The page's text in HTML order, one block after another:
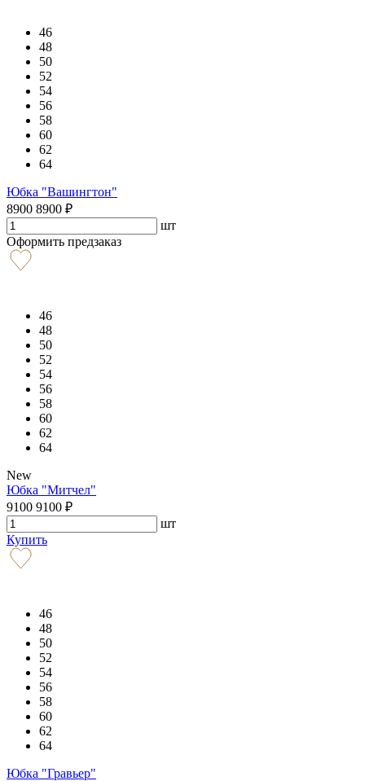
46
48
50
52
54
56
58
60
62
64
Юбка "Вашингтон"
8900 8900 ₽
шт
Оформить предзаказ
46
48
50
52
54
56
58
60
62
64
New
Юбка "Митчел"
9100 9100 ₽
шт
Купить
46
48
50
52
54
56
58
60
62
64
Юбка "Гравьер"